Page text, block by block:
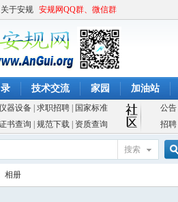
关于安规 安规网QQ群、微信群
技术交流 家园 加油站
器设备 求职招聘 国家标准 公告
书查询 规范下载 资质查询 招聘|
搜索
相册